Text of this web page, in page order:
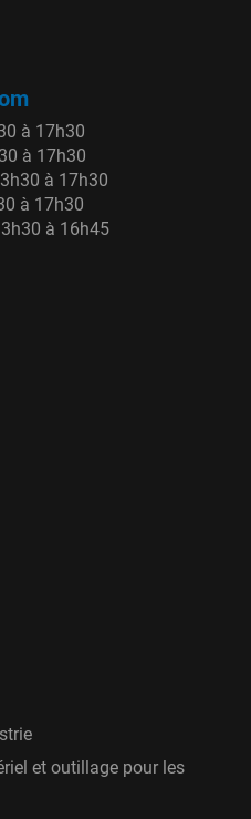
à 17h30
à 17h30
à 17h30
à 17h30
à 16h45
et outillage pour les